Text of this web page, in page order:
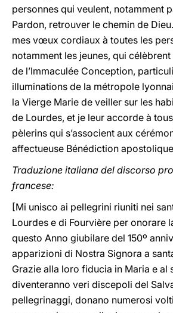
personnes qui veulent, notamment
Pardon, retrouver le chemin de
mes vœux cordiaux à toutes les
notamment les jeunes, qui
de l’Immaculée Conception,
illuminations de la métropole
la Vierge Marie de veiller sur les
de Lourdes, et je leur accorde à
pèlerins qui s’associent aux
affectueuse Bénédiction
Traduzione italiana del discorso
francese:
[Mi unisco ai pellegrini riuniti nei
Lourdes e di Fourvière per onorare
questo Anno giubilare del 150º
apparizioni di Nostra Signora a
Grazie alla loro fiducia in Maria e al
diventeranno veri discepoli del
pellegrinaggi, donano numerosi